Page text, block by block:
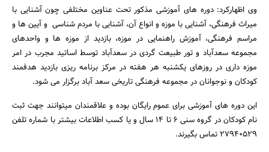
جستجو
وی اظهارکرد: دوره های آموزشی مذکور تحت عناوین مختلفی چون آشنایی با
میراث فرهنگی، آشنایی با موزه و انواع آن، آشنایی با مردم شناسی و آیین ها و
مراسم فرهنگی، آموزش راهنمایی در موزه، بازدید از موزه ها و واحدهای
مجموعه سعدآباد و تور طبیعت گردی در سعدآباد توسط اساتید مجرب در امر
موزه داری در روزهای یکشنبه هر هفته در مرکز برنامه ریزی بازدید هدفمند
کودکان و نوجوانان در مجموعه فرهنگی تاریخی سعد آباد برگزار می شود.
این دوره های آموزشی برای عموم رایگان بوده و علاقمندان میتوانند جهت ثبت
نام کودکان در گروه سنی 6 تا 14 سال و یا کسب اطلاعات بیشتر با شماره تلفن
27940529 تماس بگیرند.